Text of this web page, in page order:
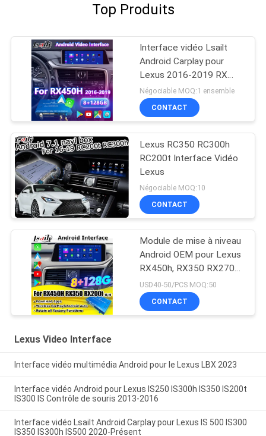
Top Produits
Interface vidéo Lsailt
Android Carplay pour
Lexus 2016-2019 RX
350 RX450h RX200t
RX350L RX450L RX300
RX350
Négociable MOQ:1 ensemble
CONTACT
Lexus RC350 RC300h
RC200t Interface Vidéo
Lexus
Négociable MOQ:10
CONTACT
Module de mise à niveau
Android OEM pour Lexus
RX450h, RX350 RX270
2016-2021 Intégration
sans fil CarPlay, Android
Auto, YouTube, NetFlix
USD40-50/PCS MOQ:50
CONTACT
Lexus Video Interface
Interface vidéo multimédia Android pour le Lexus LBX 2023
Interface vidéo Android pour Lexus IS250 IS300h IS350 IS200t
IS300 IS Contrôle de souris 2013-2016
Interface vidéo Lsailt Android Carplay pour Lexus IS 500 IS300
IS350 IS300h IS500 2020-Présent